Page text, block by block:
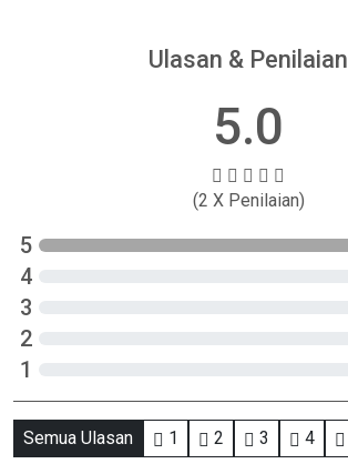
Ulasan & Penilaian
5.0
(2 X Penilaian)
5
4
3
2
1
Semua Ulasan 1 2 3 4